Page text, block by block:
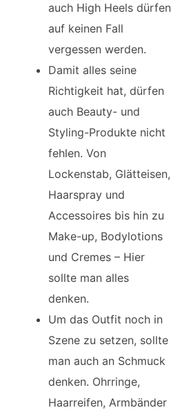
auch High Heels dürfen
auf keinen Fall
vergessen werden.
Damit alles seine
Richtigkeit hat, dürfen
auch Beauty- und
Styling-Produkte nicht
fehlen. Von
Lockenstab, Glätteisen,
Haarspray und
Accessoires bis hin zu
Make-up, Bodylotions
und Cremes – Hier
sollte man alles
denken.
Um das Outfit noch in
Szene zu setzen, sollte
man auch an Schmuck
denken. Ohrringe,
Haarreifen, Armbänder